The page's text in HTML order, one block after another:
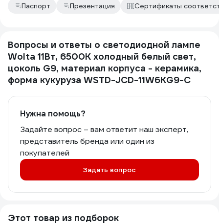
Паспорт Презентация Сертификаты
Вопросы и ответы о светодиодной лампе
Wolta 11Вт, 6500К холодный белый свет,
цоколь G9, материал корпуса - керамика,
форма кукуруза WSTD-JCD-11W6KG9-C
Нужна помощь?
Задайте вопрос – вам ответит наш эксперт,
представитель бренда или один из
покупателей
Задать вопрос
Этот товар из подборок